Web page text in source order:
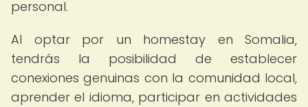
personal.
Al optar por un homestay en Somalia,
tendrás la posibilidad de establecer
conexiones genuinas con la comunidad local,
aprender el idioma, participar en actividades